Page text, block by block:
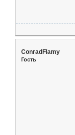
ConradFlamy
Гость